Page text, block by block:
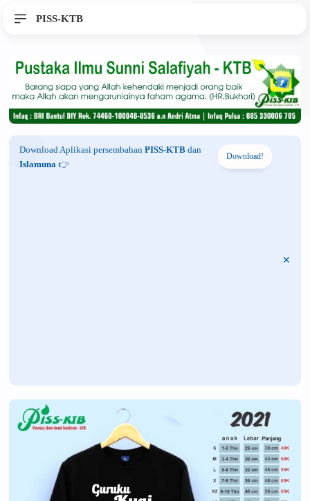
PISS-KTB
Download Aplikasi persembahan PISS-KTB dan
Islamuna 👉
Download!